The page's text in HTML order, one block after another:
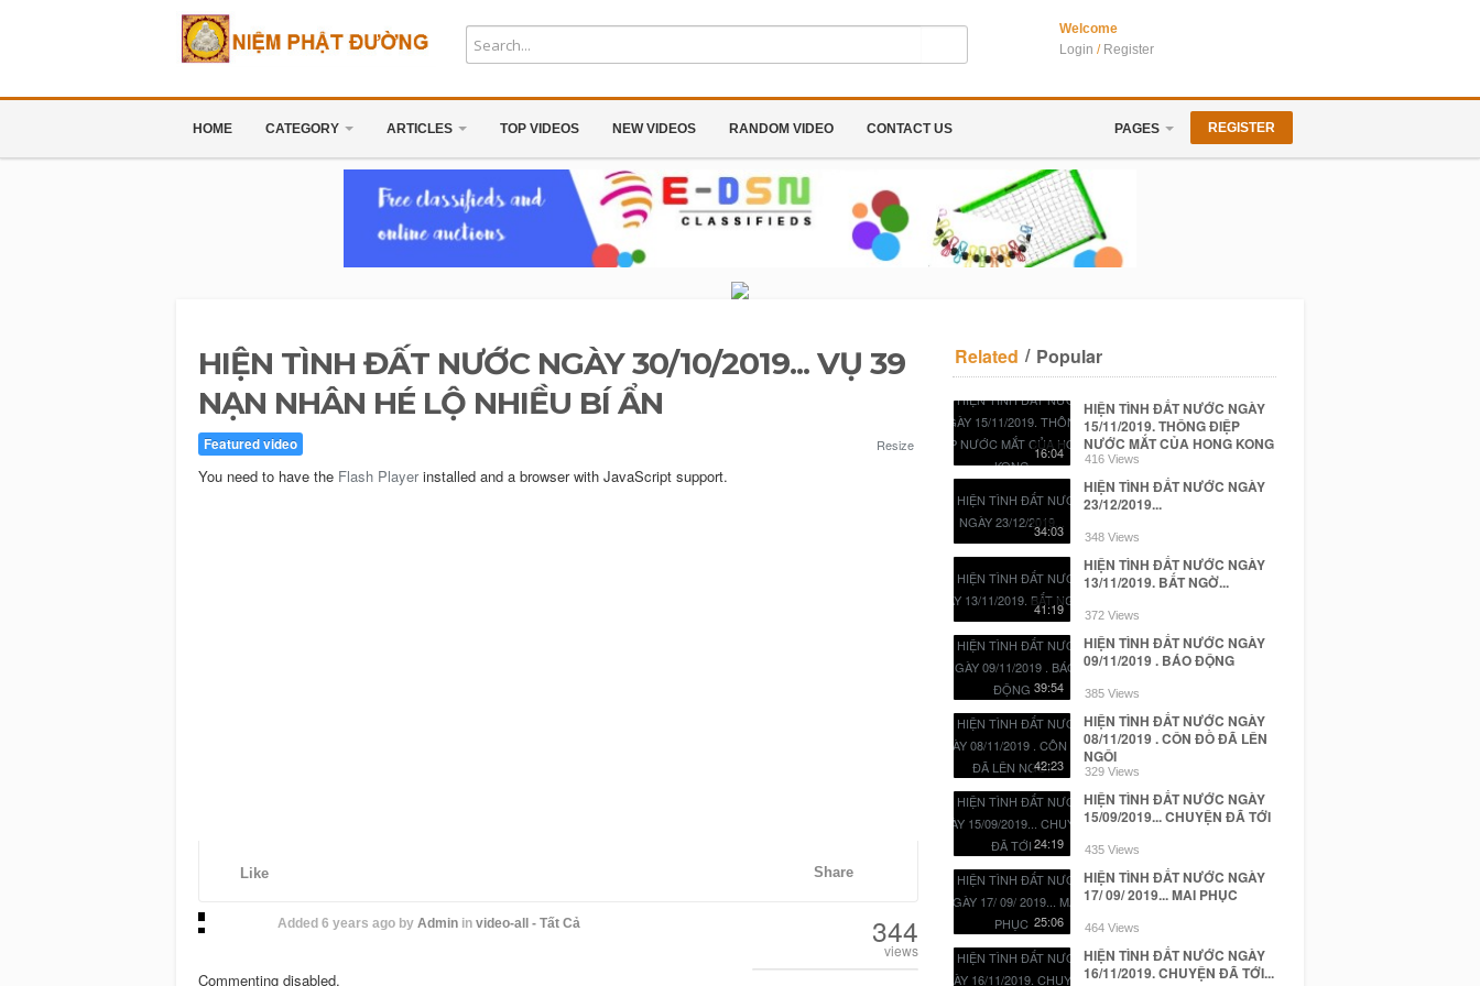
Welcome
Login / Register
HOME CATEGORY ARTICLES TOP VIDEOS NEW VIDEOS RANDOM VIDEO CONTACT US PAGES REGISTER
HIỆN TÌNH ĐẤT NƯỚC NGÀY 30/10/2019... VỤ 39
NẠN NHÂN HÉ LỘ NHIỀU BÍ ẨN
Featured video Resize
You need to have the Flash Playerinstalled and a browser with JavaScript support.
Like Share
Added 6 years agoby Adminin video-all - Tất Cả 344
views
Commenting disabled.
Related / Popular
16:04
HIỆN TÌNH ĐẤT NƯỚC NGÀY
15/11/2019. THÔNG ĐIỆP
NƯỚC MẮT CỦA HONG KONG
416 Views
34:03
HIỆN TÌNH ĐẤT NƯỚC NGÀY
23/12/2019...
348 Views
41:19
HIỆN TÌNH ĐẤT NƯỚC NGÀY
13/11/2019. BẤT NGỜ...
372 Views
39:54
HIỆN TÌNH ĐẤT NƯỚC NGÀY
09/11/2019 . BÁO ĐỘNG
385 Views
42:23
HIỆN TÌNH ĐẤT NƯỚC NGÀY
08/11/2019 . CÔN ĐỒ ĐÃ LÊN
NGÔI
329 Views
24:19
HIỆN TÌNH ĐẤT NƯỚC NGÀY
15/09/2019... CHUYỆN ĐÃ TỚI
435 Views
25:06
HIỆN TÌNH ĐẤT NƯỚC NGÀY
17/ 09/ 2019... MAI PHỤC
464 Views
HIỆN TÌNH ĐẤT NƯỚC NGÀY
16/11/2019. CHUYỆN ĐÃ TỚI...